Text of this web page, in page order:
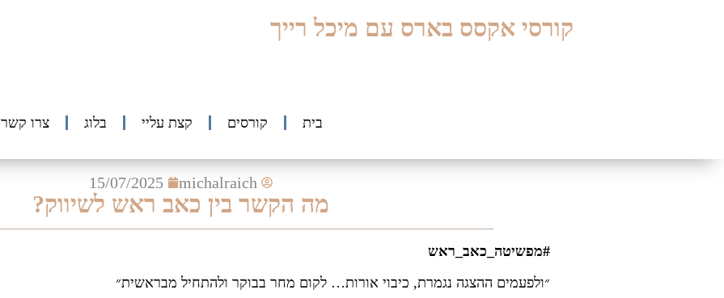
קורסי אקסס בארס עם מיכל רייך
בית קורסים קצת עליי בלוג צרו קשר
michalraich
15/07/2025
מה הקשר בין כאב ראש לשיווק?
#מפשיטה_כאב_ראש
״ולפעמים ההצגה נגמרת, כיבוי אורות… לקום מחר בבוקר ולהתחיל מבראשית״